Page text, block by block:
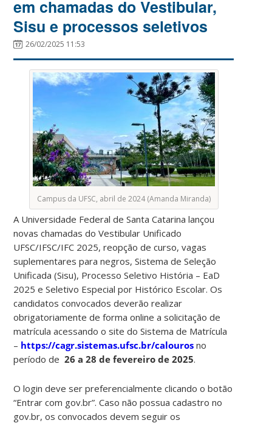
em chamadas do Vestibular,
Sisu e processos seletivos
26/02/2025 11:53
Campus da UFSC, abril de 2024 (Amanda Miranda)
A Universidade Federal de Santa Catarina lançou
novas chamadas do Vestibular Unificado
UFSC/IFSC/IFC 2025, reopção de curso, vagas
suplementares para negros, Sistema de Seleção
Unificada (Sisu), Processo Seletivo História – EaD
2025 e Seletivo Especial por Histórico Escolar. Os
candidatos convocados deverão realizar
obrigatoriamente de forma online a solicitação de
matrícula acessando o site do Sistema de Matrícula
– https://cagr.sistemas.ufsc.br/calourosno
período de26 a 28 de fevereiro de 2025.
O login deve ser preferencialmente clicando o botão
“Entrar com gov.br”. Caso não possua cadastro no
gov.br, os convocados devem seguir os